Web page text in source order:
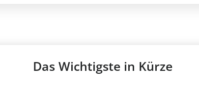
Das Wichtigste in Kürze